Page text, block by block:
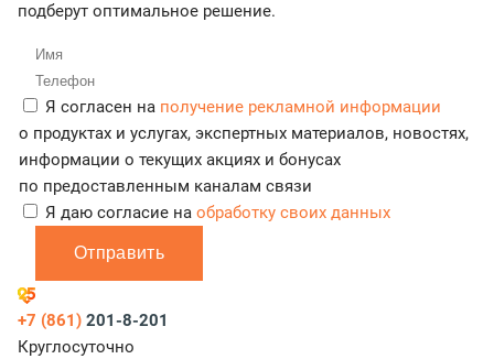
подберут оптимальное решение.
Я согласен на получение рекламной информации
о продуктах и услугах, экспертных материалов, новостях,
информации о текущих акциях и бонусах
по предоставленным каналам связи
Я даю согласие на обработку своих данных
Отправить
+7 (861) 201-8-201
Круглосуточно